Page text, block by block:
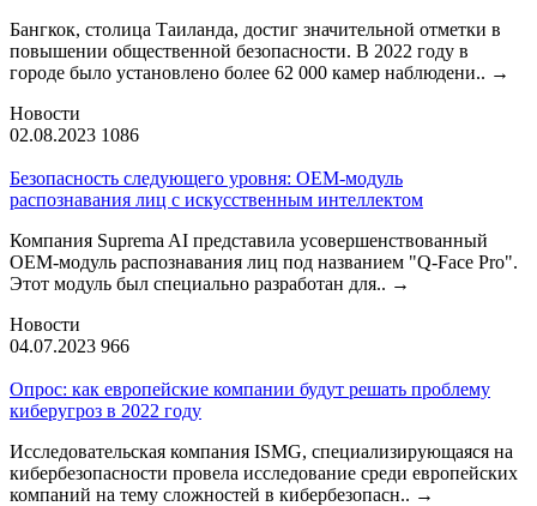
Бангкок, столица Таиланда, достиг значительной отметки в
повышении общественной безопасности. В 2022 году в
городе было установлено более 62 000 камер наблюдени.. →
Новости
02.08.2023 1086
Безопасность следующего уровня: OEM-модуль
распознавания лиц с искусственным интеллектом
Компания Suprema AI представила усовершенствованный
OEM-модуль распознавания лиц под названием "Q-Face Pro".
Этот модуль был специально разработан для.. →
Новости
04.07.2023 966
Опрос: как европейские компании будут решать проблему
киберугроз в 2022 году
Исследовательская компания ISMG, специализирующаяся на
кибербезопасности провела исследование среди европейских
компаний на тему сложностей в кибербезопасн.. →